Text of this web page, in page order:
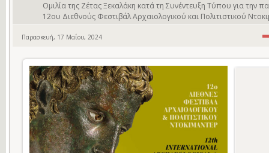
Ομιλία της Ζέτας Ξεκαλάκη κατά τη Συνέντευξη Τύπου για
12ου Διεθνούς Φεστιβάλ Αρχαιολογικού και Πολιτιστικού
Παρασκευή, 17 Μαΐου, 2024